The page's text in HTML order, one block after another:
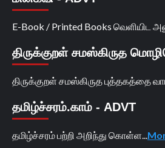
E-Book / Printed Books வெளியிட
திருக்குறள் சமஸ்கிருத
திருக்குறள் சமஸ்கிருத புத்தகத்தை
தமிழ்ச்சரம்.காம் - ADVT
தமிழ்ச்சரம் பற்றி அறிந்து கொள்ள...